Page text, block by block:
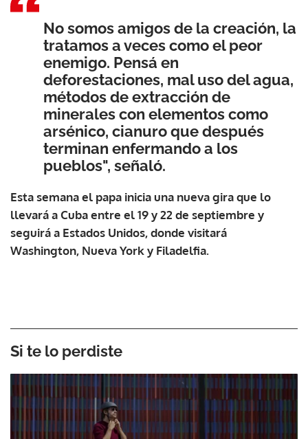
No somos amigos de la creación, la
tratamos a veces como el peor
enemigo. Pensá en
deforestaciones, mal uso del agua,
métodos de extracción de
minerales con elementos como
arsénico, cianuro que después
terminan enfermando a los
pueblos", señaló.
Esta semana el papa inicia una nueva gira que lo
llevará a Cuba entre el 19 y 22 de septiembre y
seguirá a Estados Unidos, donde visitará
Washington, Nueva York y Filadelfia.
Si te lo perdiste